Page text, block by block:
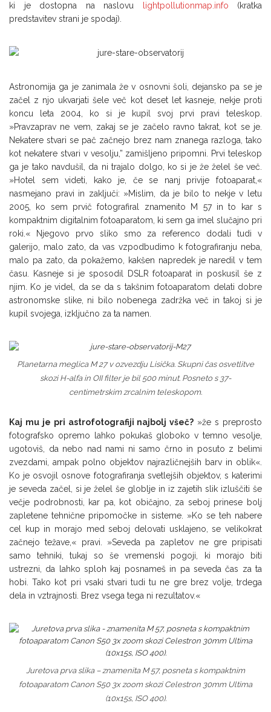
ki je dostopna na naslovu
lightpollutionmap.info (kratka
predstavitev strani je spodaj).
Astronomija ga je zanimala že v osnovni šoli, dejansko pa se je
začel z njo ukvarjati šele več kot deset let kasneje, nekje proti
koncu leta 2004, ko si je kupil svoj prvi pravi teleskop.
»Pravzaprav ne vem, zakaj se je začelo ravno takrat, kot se je.
Nekatere stvari se pač začnejo brez nam znanega razloga, tako
kot nekatere stvari v vesolju,” zamišljeno pripomni. Prvi teleskop
ga je tako navdušil, da ni trajalo dolgo, ko si je že želel še več.
»Hotel sem videti, kako je, če se nanj privije fotoaparat,«
nasmejano pravi in zaključi: »Mislim, da je bilo to nekje v letu
2005, ko sem prvič fotografiral znamenito M 57 in to kar s
kompaktnim digitalnim fotoaparatom, ki sem ga imel slučajno pri
roki.« Njegovo prvo sliko smo za referenco dodali tudi v
galerijo, malo zato, da vas vzpodbudimo k fotografiranju neba,
malo pa zato, da pokažemo, kakšen napredek je naredil v tem
času. Kasneje si je sposodil DSLR fotoaparat in poskusil še z
njim. Ko je videl, da se da s takšnim fotoaparatom delati dobre
astronomske slike, ni bilo nobenega zadržka več in takoj si je
kupil svojega, izključno za ta namen.
Planetarna meglica M 27 v ozvezdju Lisička. Skupni čas osvetlitve
skozi H-alfa in OII filter je bil 500 minut. Posneto s 37-
centimetrskim zrcalnim teleskopom.
Kaj mu je pri astrofotografiji najbolj všeč? »že s preprosto
fotografsko opremo lahko pokukaš globoko v temno vesolje,
ugotoviš, da nebo nad nami ni samo črno in posuto z belimi
zvezdami, ampak polno objektov najrazličnejših barv in oblik«.
Ko je osvojil osnove fotografiranja svetlejših objektov, s katerimi
je seveda začel, si je želel še globlje in iz zajetih slik izluščiti še
večje podrobnosti, kar pa, kot običajno, za seboj prinese bolj
zapletene tehnične pripomočke in sisteme. »Ko se teh nabere
cel kup in morajo med seboj delovati usklajeno, se velikokrat
začnejo težave,« pravi. »Seveda pa zapletov ne gre pripisati
samo tehniki, tukaj so še vremenski pogoji, ki morajo biti
ustrezni, da lahko sploh kaj posnameš in pa seveda čas za ta
hobi. Tako kot pri vsaki stvari tudi tu ne gre brez volje, trdega
dela in vztrajnosti. Brez vsega tega ni rezultatov.«
Juretova prva slika – znamenita M 57, posneta s kompaktnim
fotoaparatom Canon S50 3x zoom skozi Celestron 30mm Ultima
(10x15s, ISO 400).